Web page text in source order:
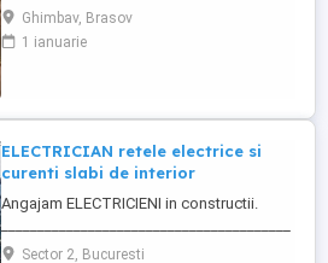
producatoare de carton ondulat)-
responsabil cu întreținerea și repararea
instalațiilor și utilajelor industriale care
principale: - monitorizeaza și execută ...
Ghimbav, Brasov
1 ianuarie
ELECTRICIAN retele electrice si
curenti slabi de interior
Angajam ELECTRICIENI in constructii.
Daca sti ca ai calificare si experienta in
Sector 2, Bucuresti